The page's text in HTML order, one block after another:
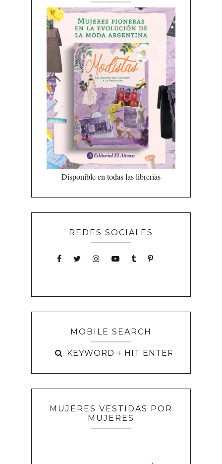
Disponible en todas las librerías
REDES SOCIALES
MOBILE SEARCH
MUJERES VESTIDAS POR
MUJERES